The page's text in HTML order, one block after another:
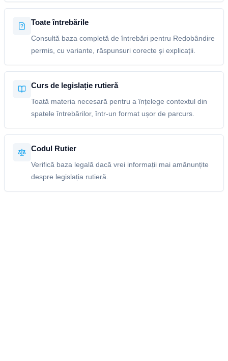
Toate întrebările
Consultă baza completă de întrebări pentru Redobândire
permis, cu variante, răspunsuri corecte și explicații.
Curs de legislație rutieră
Toată materia necesară pentru a înțelege contextul din
spatele întrebărilor, într-un format ușor de parcurs.
Codul Rutier
Verifică baza legală dacă vrei informații mai amănunțite
despre legislația rutieră.